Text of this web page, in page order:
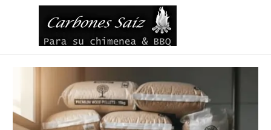
Vaya al Contenido
Saltar menú